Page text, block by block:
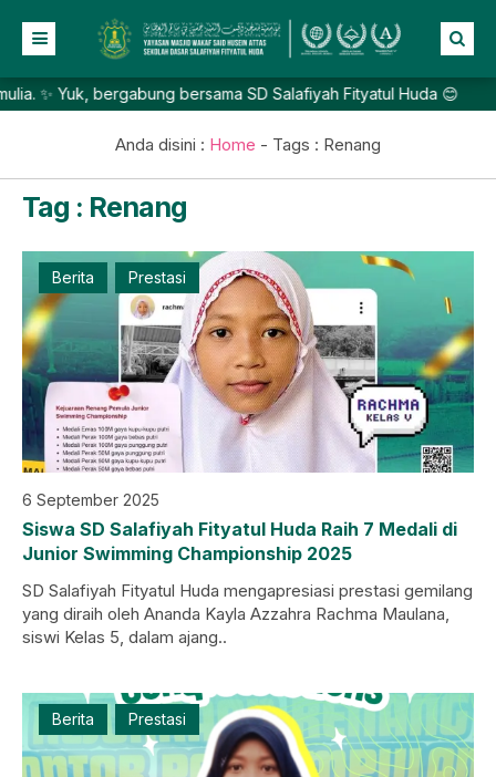
Beranda
Berita
Prestasi
Galeri
Lainnya
bergabung bersama SD Salafiyah Fityatul Huda 😊
Anda disini : Home - Tags : Renang
Tag : Renang
Berita Prestasi
6 September 2025
Siswa SD Salafiyah Fityatul Huda Raih 7 Medali di
Junior Swimming Championship 2025
SD Salafiyah Fityatul Huda mengapresiasi prestasi gemilang
yang diraih oleh Ananda Kayla Azzahra Rachma Maulana,
siswi Kelas 5, dalam ajang..
Berita Prestasi